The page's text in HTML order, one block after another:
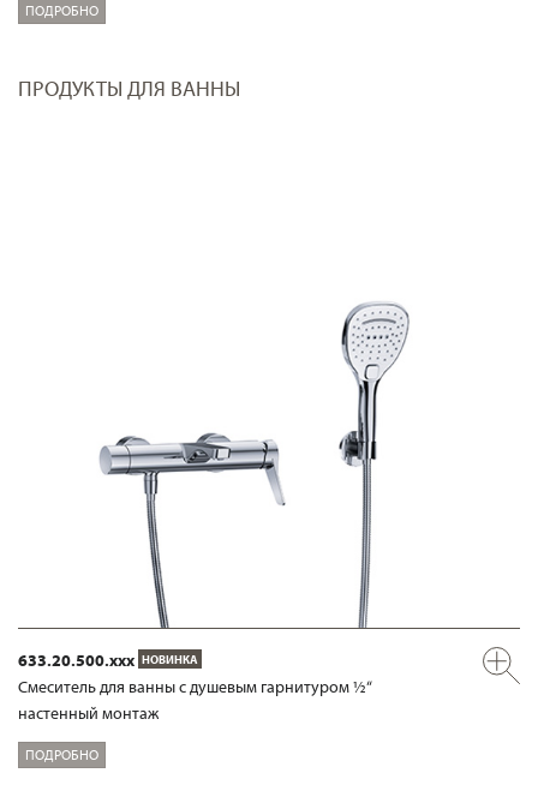
ПОДРОБНО
ПРОДУКТЫ ДЛЯ ВАННЫ
633.20.500.xxx НОВИНКА
Смеситель для ванны с душевым гарнитуром ½“
настенный монтаж
ПОДРОБНО